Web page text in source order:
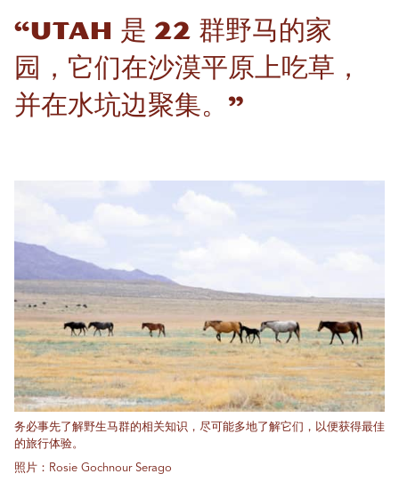
“Utah 是 22 群野马的家
园，它们在沙漠平原上吃草，
并在水坑边聚集。”
务必事先了解野生马群的相关知识，尽可能多地了解它们，以便获得最佳
的旅行体验。
照片：Rosie Gochnour Serago